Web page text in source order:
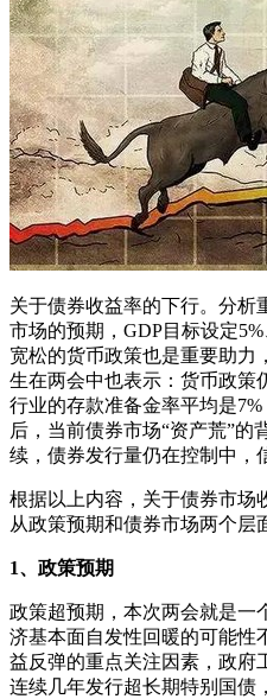
关于债券收益率的下行。分析
市场的预期，GDP目标设定
宽松的货币政策也是重要助力
生在两会中也表示：货币政策
行业的存款准备金率平均是
后，当前债券市场“资产荒”的
续，债券发行量仍在控制中，
根据以上内容，关于债券市场
从政策预期和债券市场两个层
1、政策预期
政策超预期，本次两会就是一
济基本面自发性回暖的可能性
益反弹的重点关注因素，政府
连续几年发行超长期特别国债